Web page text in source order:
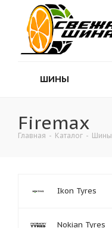
ШИНЫ
Firemax
Главная - Каталог - Шины
Ikon Tyres
Nokian Tyres